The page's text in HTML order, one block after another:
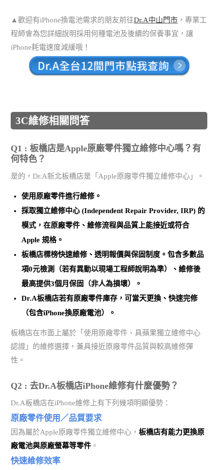
▲歡迎有iPhone換電池需求的朋友前往Dr.A中山門市 ，專業工
程師會為您詳細說明採用何種電池及後續的保養事宜，讓
iPhone耗電速度減緩哦！
3C維修相關問答
Q1 : 板橋店是Apple原廠零件獨立維修中心嗎？有
何特色？
是的，Dr.A新北板橋店是「Apple原廠零件獨立維修中心」。
使用原廠零件進行維修。
採取獨立維修中心 (Independent Repair Provider, IRP) 的
模式，在原廠零件、維修流程與品質上能接近或符合
Apple 規格。
板橋店標榜快速維修、透明報價與保固制度 。包含多數品
項0元檢測（若有異動以現場工程師說明為準）、維修後
最高提供3個月保固（非人為損壞）。
Dr.A板橋店若有原廠零件庫存，可當天更換、快速完修
（包含iPhone換原廠電池）。
板橋店在市面上屬於「使用原廠零件、具蘋果獨立維修中心
認證」的維修選擇，兼具接近原廠零件品質與較高維修彈
性。
Q2 : 去Dr.A板橋店iPhone維修有什麼優勢？
Dr.A板橋店在iPhone維修上有下列幾項明顯優勢：
原廠零件使用／品質要求
因為屬於Apple原廠零件獨立維修中心，板橋店有能力更換原
廠電池與原廠螢幕等零件 。
快速維修效率